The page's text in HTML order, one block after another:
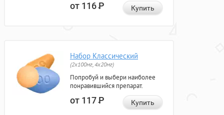
от 116Р Купить
Набор Классический
(2x100мг, 4x20мг)
Попробуй и выбери наиболее
понравившийся препарат.
от 117Р Купить